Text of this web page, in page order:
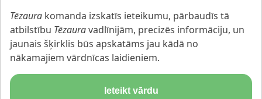
Tēzaura komanda izskatīs ieteikumu, pārbaudīs tā
atbilstību Tēzauravadlīnijām, precizēs informāciju, un
jaunais šķirklis būs apskatāms jau kādā no
nākamajiem vārdnīcas laidieniem.
Ieteikt vārdu